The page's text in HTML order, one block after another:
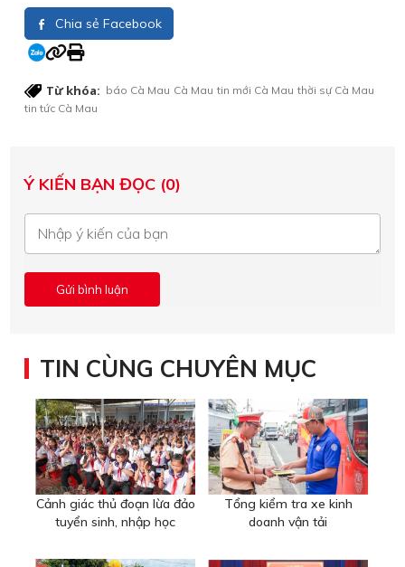
Chia sẻ Facebook
Từ khóa: báo Cà Mau Cà Mau tin mới Cà Mau thời sự Cà Mau
tin tức Cà Mau
Ý KIẾN BẠN ĐỌC (0)
TIN CÙNG CHUYÊN MỤC
Cảnh giác thủ đoạn lừa đảo
tuyển sinh, nhập học
Tổng kiểm tra xe kinh
doanh vận tải